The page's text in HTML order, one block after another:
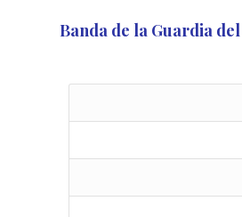
Banda de la Guardia